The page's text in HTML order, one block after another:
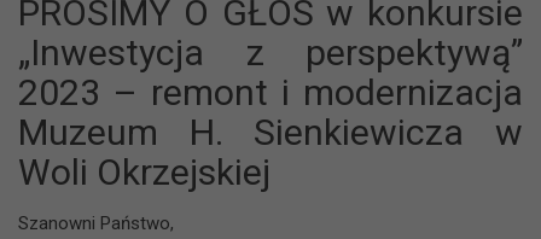
PROSIMY O GŁOS w konkursie
„Inwestycja z perspektywą”
2023 – remont i modernizacja
Muzeum H. Sienkiewicza w
Woli Okrzejskiej
Szanowni Państwo,